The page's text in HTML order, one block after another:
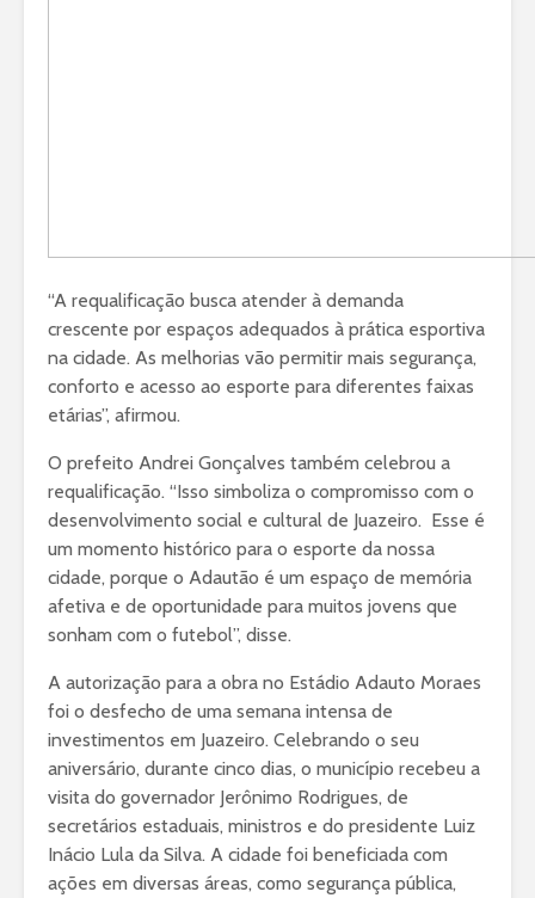
“A requalificação busca atender à demanda
crescente por espaços adequados à prática esportiva
na cidade. As melhorias vão permitir mais segurança,
conforto e acesso ao esporte para diferentes faixas
etárias”, afirmou.
O prefeito Andrei Gonçalves também celebrou a
requalificação. “Isso simboliza o compromisso com o
desenvolvimento social e cultural de Juazeiro. Esse é
um momento histórico para o esporte da nossa
cidade, porque o Adautão é um espaço de memória
afetiva e de oportunidade para muitos jovens que
sonham com o futebol”, disse.
A autorização para a obra no Estádio Adauto Moraes
foi o desfecho de uma semana intensa de
investimentos em Juazeiro. Celebrando o seu
aniversário, durante cinco dias, o município recebeu a
visita do governador Jerônimo Rodrigues, de
secretários estaduais, ministros e do presidente Luiz
Inácio Lula da Silva. A cidade foi beneficiada com
ações em diversas áreas, como segurança pública,